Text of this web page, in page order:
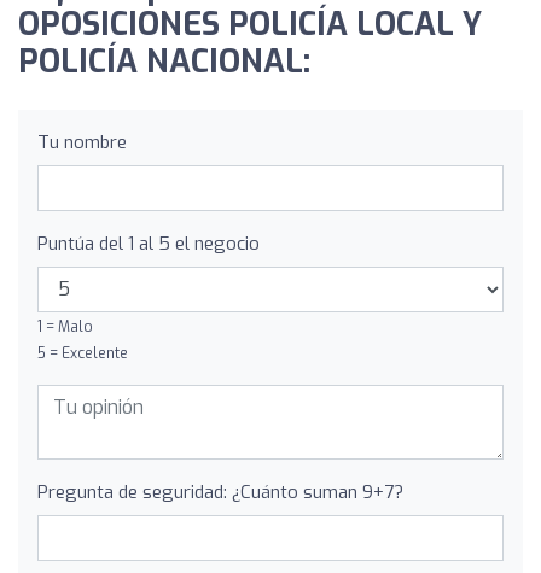
OPOSICIONES POLICÍA LOCAL Y
POLICÍA NACIONAL:
Tu nombre
Puntúa del 1 al 5 el negocio
1 = Malo
5 = Excelente
Pregunta de seguridad: ¿Cuánto suman 9+7?